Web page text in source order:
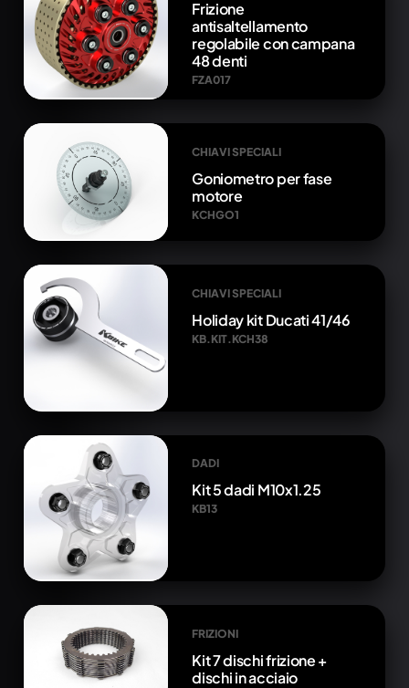
Frizione
antisaltellamento
regolabile con campana
48 denti
FZA017
CHIAVI SPECIALI
Goniometro per fase
motore
KCHGO1
CHIAVI SPECIALI
Holiday kit Ducati 41/46
KB.KIT.KCH38
DADI
Kit 5 dadi M10x1.25
KB13
FRIZIONI
Kit 7 dischi frizione +
dischi in acciaio